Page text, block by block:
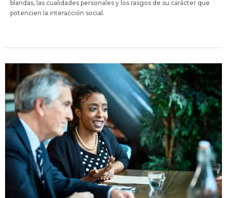
blandas, las cualidades personales y los rasgos de su carácter que
potencien la interacción social.